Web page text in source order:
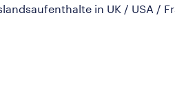
in UK / USA /